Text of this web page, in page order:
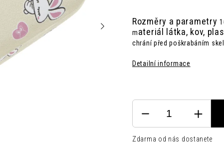
Rozměry a parametry
materiál látka, kov,
chrání před poškrabáním
Detailní informace
Zdarma od nás dostanete